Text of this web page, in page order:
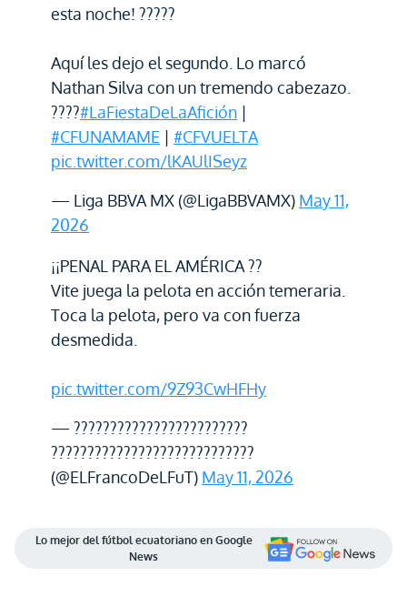
esta noche! ?????
Aquí les dejo el segundo. Lo marcó
Nathan Silva con un tremendo cabezazo.
????#LaFiestaDeLaAfición |
#CFUNAMAME | #CFVUELTA
pic.twitter.com/lKAUlISeyz
— Liga BBVA MX (@LigaBBVAMX) May 11,
2026
¡¡PENAL PARA EL AMÉRICA ??
Vite juega la pelota en acción temeraria.
Toca la pelota, pero va con fuerza
desmedida.
pic.twitter.com/9Z93CwHFHy
— ????????????????????????
????????????????????????????
(@ELFrancoDeLFuT) May 11, 2026
Lo mejor del fútbol ecuatoriano en Google
News